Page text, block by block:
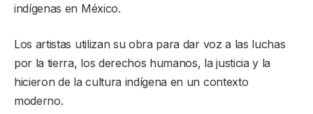
indígenas en México.
Los artistas utilizan su obra para dar voz a las luchas
por la tierra, los derechos humanos, la justicia y la
hicieron de la cultura indígena en un contexto
moderno.